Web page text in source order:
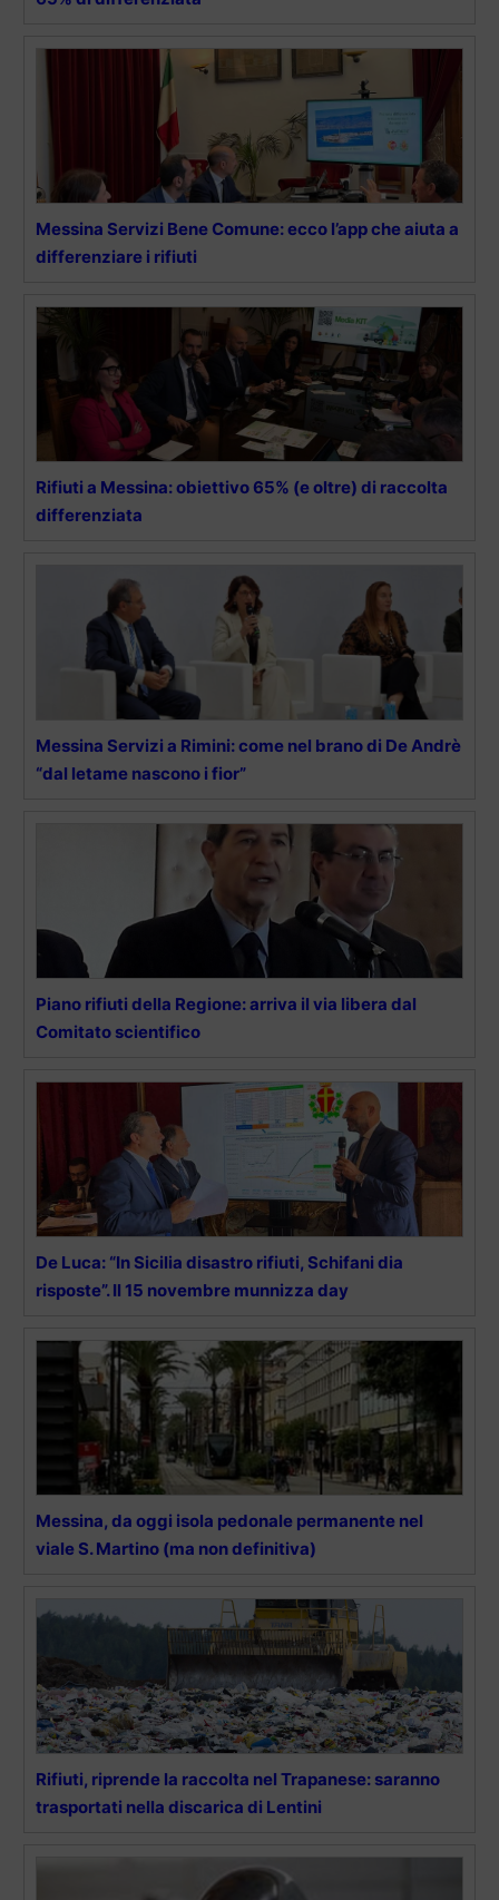
Messina Servizi Bene Comune: ecco l’app che aiuta a
differenziare i rifiuti
Rifiuti a Messina: obiettivo 65% (e oltre) di raccolta
differenziata
Messina Servizi a Rimini: come nel brano di De Andrè
“dal letame nascono i fior”
Piano rifiuti della Regione: arriva il via libera dal
Comitato scientifico
De Luca: “In Sicilia disastro rifiuti, Schifani dia
risposte”. Il 15 novembre munnizza day
Messina, da oggi isola pedonale permanente nel
viale S. Martino (ma non definitiva)
Rifiuti, riprende la raccolta nel Trapanese: saranno
trasportati nella discarica di Lentini